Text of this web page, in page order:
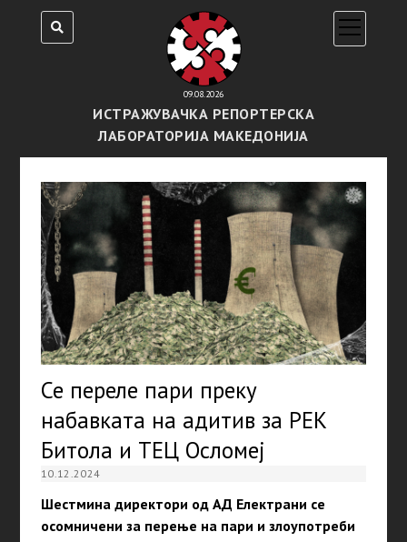
09.08.2026
ИСТРАЖУВАЧКА РЕПОРТЕРСКА
ЛАБОРАТОРИЈА МАКЕДОНИЈА
open
menu
Се переле пари преку
набавката на адитив за РЕК
Битола и ТЕЦ Осломеј
10.12.2024
Шестмина директори од АД Електрани се
осомничени за перење на пари и злоупотреби